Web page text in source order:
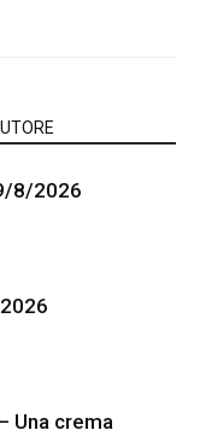
8/2026
Una crema